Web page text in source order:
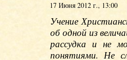
17 Июня 2012 г., 13:00
Учение
об одной из
рассудка и не
понятиями. Не